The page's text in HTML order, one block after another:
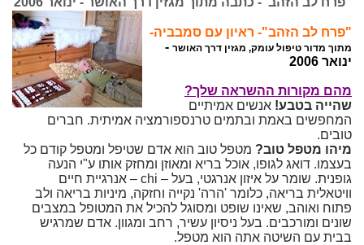
"פרח לב הזהב"- ראיון עם סמבביה-
מתוך מדור טיפול עומק, מגזין דרך האושר -
ינואר 2006
מהם מקורות ההשראה שלך?
שהייה בטבע! אנשים אמיתיים
המחפשים באמת ובתמים טרנספורמציה אמיתית. חברים
טובים.
מיהו מטפל טוב? מטפל טוב הוא אדם שטיפל ומטפל קודם כל
בעצמו. דואג לגופו, אוכל בריא ומאוזן ומחזק אותו ע"י הנעה
גופנית. שומר על איזון אנרגטי, בעל – chi – אנרגיית חיים
וויטאלית בריאה, כלומר 'הרה' נקייה וחזקה, מיניות בריאה ולב
פתוח ואוהב, שאינו שופט ומסוגל להכיל את המטופל במצבים
שונים ומורכבים. בעל ניסיון עשיר, רחב ומגוון. אדם שמרגיש
בבית עם השיטה אתה הוא מטפל.